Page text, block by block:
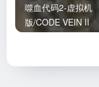
噬血代码2-虚拟机
版/CODE VEIN II
HYPERVISOR